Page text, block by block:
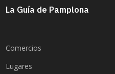
La Guía de Pamplona
Comercios
Lugares